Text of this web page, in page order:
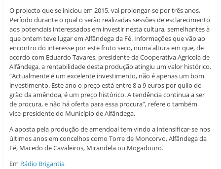
O projecto que se iniciou em 2015, vai prolongar-se por três anos.
Período durante o qual o serão realizadas sessões de esclarecimento
aos potenciais interessados em investir nesta cultura, semelhantes à
que ontem teve lugar em Alfândega da Fé. Informações que vão ao
encontro do interesse por este fruto seco, numa altura em que, de
acordo com Eduardo Tavares, presidente da Cooperativa Agrícola de
Alfândega, a rentabilidade desta produção atingiu um valor histórico.
“Actualmente é um excelente investimento, não é apenas um bom
investimento. Este ano o preço está entre 8 a 9 euros por quilo do
grão da amêndoa, é um preço histórico. A tendência continua a ser
de procura, e não há oferta para essa procura”, refere o também
vice-presidente do Município de Alfândega.
A aposta pela produção de amendoal tem vindo a intensificar-se nos
últimos anos em concelhos como Torre de Moncorvo, Alfândega da
Fé, Macedo de Cavaleiros, Mirandela ou Mogadouro.
Em Rádio Brigantia